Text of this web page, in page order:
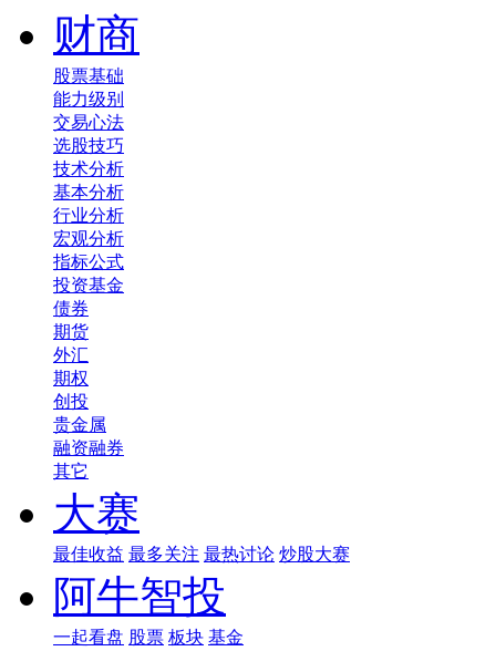
财商
股票基础
能力级别
交易心法
选股技巧
技术分析
基本分析
行业分析
宏观分析
指标公式
投资基金
债券
期货
外汇
期权
创投
贵金属
融资融券
其它
大赛
最佳收益 最多关注 最热讨论 炒股大赛
阿牛智投
一起看盘 股票 板块 基金